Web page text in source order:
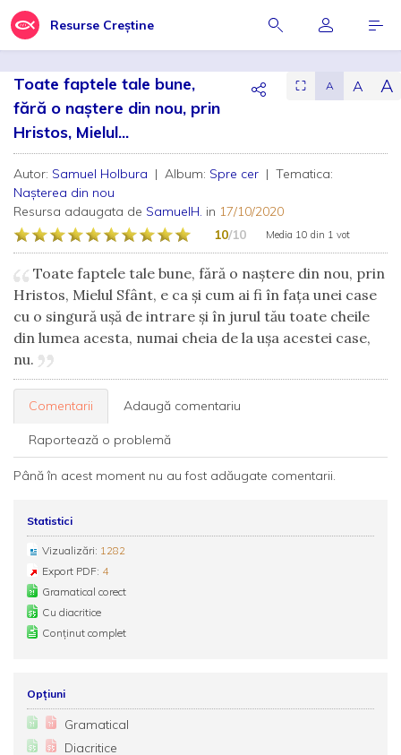
Resurse Creștine
Toate faptele tale bune,
fără o naștere din nou, prin
Hristos, Mielul...
⛶ A A A
Autor: Samuel Holbura | Album: Spre cer | Tematica:
Nașterea din nou
Resursa adaugata de SamuelH. in 17/10/2020
10/10 Media 10 din 1 vot
Toate faptele tale bune, fără o naștere din nou, prin
Hristos, Mielul Sfânt, e ca și cum ai fi în fața unei case
cu o singură ușă de intrare și în jurul tău toate cheile
din lumea acesta, numai cheia de la ușa acestei case,
nu.
Comentarii Adaugă comentariu
Raportează o problemă
Până în acest moment nu au fost adăugate comentarii.
Statistici
Vizualizări: 1282
Export PDF: 4
Gramatical corect
Cu diacritice
Conținut complet
Opțiuni
Gramatical
Diacritice